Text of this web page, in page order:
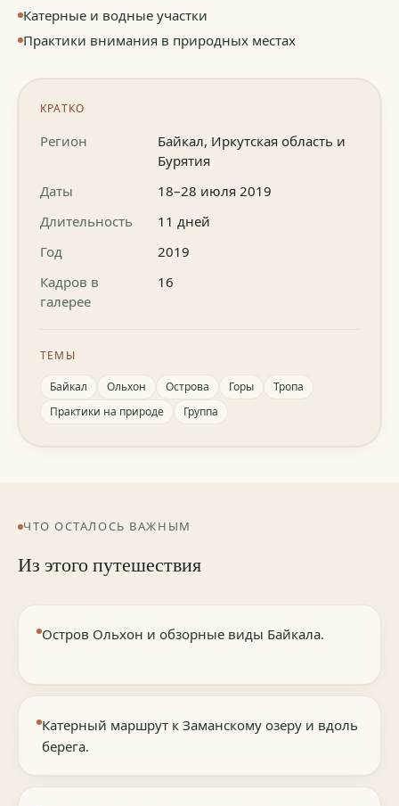
Катерные и водные участки
Практики внимания в природных местах
КРАТКО
Регион
Байкал, Иркутская область и
Бурятия
Даты
18–28 июля 2019
Длительность
11 дней
Год
2019
Кадров в
галерее
16
ТЕМЫ
Байкал Ольхон Острова Горы
Тропа
Практики на природе
Группа
ЧТО ОСТАЛОСЬ ВАЖНЫМ
Из этого путешествия
Остров Ольхон и обзорные виды Байкала.
Катерный маршрут к Заманскому озеру и вдоль
берега.